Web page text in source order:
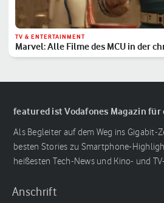
TV & ENTERTAINMENT
Marvel: Alle Filme des MCU in der
Reihenfolge
featured ist Vodafones Magazin
Als Begleiter auf dem Weg ins Gigabit-
besten Stories zu Smartphone-
heißesten Tech-News und Kino- und
Anschrift